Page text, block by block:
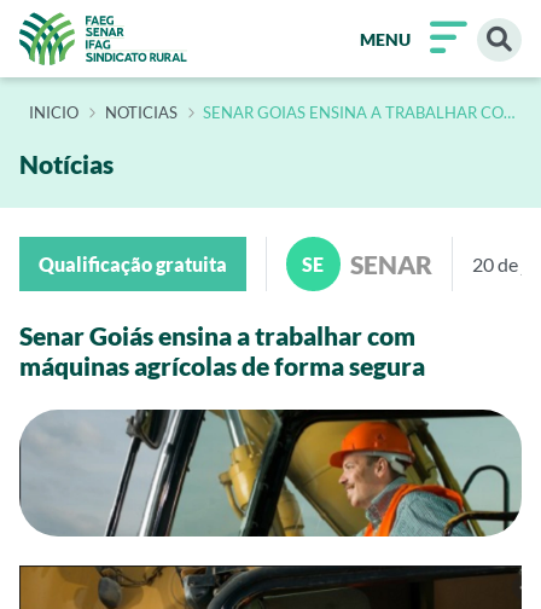
MENU
INÍCIO NOTICIAS SENAR GOIAS ENSINA A TRABALHAR COM
Notícias
Qualificação gratuita SE SENAR 20 de
Senar Goiás ensina a trabalhar com
máquinas agrícolas de forma segura